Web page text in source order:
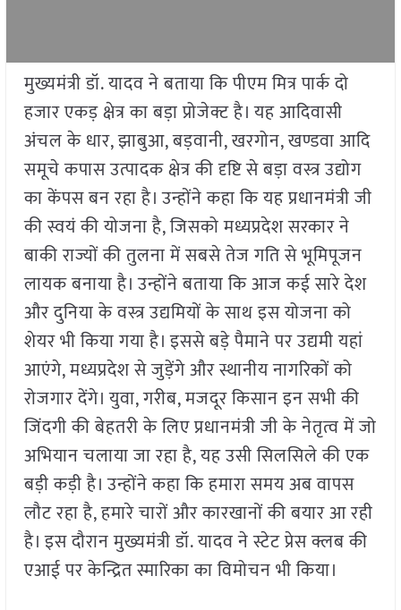
मुख्यमंत्री डॉ. यादव ने बताया कि पीएम मित्र पार्क दो
हजार एकड़ क्षेत्र का बड़ा प्रोजेक्ट है। यह आदिवासी
अंचल के धार, झाबुआ, बड़वानी, खरगोन, खण्डवा आदि
समूचे कपास उत्पादक क्षेत्र की दृष्टि से बड़ा वस्त्र उद्योग
का केंपस बन रहा है। उन्होंने कहा कि यह प्रधानमंत्री जी
की स्वयं की योजना है, जिसको मध्यप्रदेश सरकार ने
बाकी राज्यों की तुलना में सबसे तेज गति से भूमिपूजन
लायक बनाया है। उन्होंने बताया कि आज कई सारे देश
और दुनिया के वस्त्र उद्यमियों के साथ इस योजना को
शेयर भी किया गया है। इससे बड़े पैमाने पर उद्यमी यहां
आएंगे, मध्यप्रदेश से जुड़ेंगे और स्थानीय नागरिकों को
रोजगार देंगे। युवा, गरीब, मजदूर किसान इन सभी की
जिंदगी की बेहतरी के लिए प्रधानमंत्री जी के नेतृत्व में जो
अभियान चलाया जा रहा है, यह उसी सिलसिले की एक
बड़ी कड़ी है। उन्होंने कहा कि हमारा समय अब वापस
लौट रहा है, हमारे चारों और कारखानों की बयार आ रही
है। इस दौरान मुख्यमंत्री डॉ. यादव ने स्टेट प्रेस क्लब की
एआई पर केन्द्रित स्मारिका का विमोचन भी किया।